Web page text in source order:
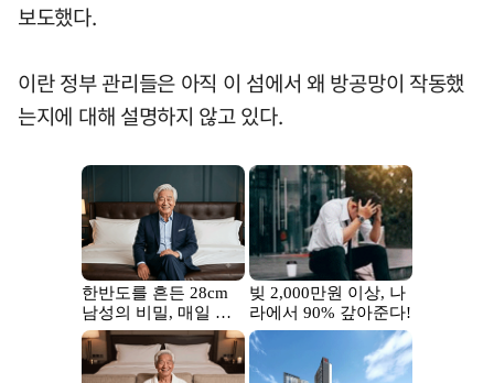
보도했다.
이란 정부 관리들은 아직 이 섬에서 왜 방공망이 작동했
는지에 대해 설명하지 않고 있다.